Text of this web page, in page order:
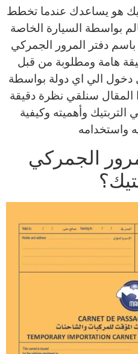
هو يساعدك عندما تخطط
بواسطة السيارة الخاصة
دفتر المرور الجمركي
هامة ومطلوبة من قبل
دخول الي اي دولة بواسطة
سنلقي نظرة دقيقة
وأهميته وكيفية
واستخدامه
الجمركي